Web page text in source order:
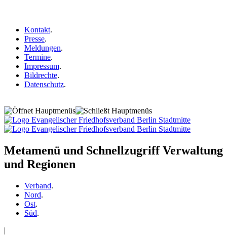
Kontakt.
Presse.
Meldungen.
Termine.
Impressum.
Bildrechte.
Datenschutz.
Metamenü und Schnellzugriff Verwaltung
und Regionen
Verband.
Nord.
Ost.
Süd.
|